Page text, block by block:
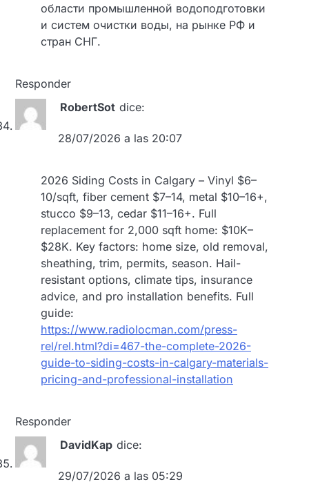
области промышленной водоподготовки
и систем очистки воды, на рынке РФ и
стран СНГ.
Responder
RobertSot dice:
28/07/2026 a las 20:07
2026 Siding Costs in Calgary – Vinyl $6–
10/sqft, fiber cement $7–14, metal $10–16+,
stucco $9–13, cedar $11–16+. Full
replacement for 2,000 sqft home: $10K–
$28K. Key factors: home size, old removal,
sheathing, trim, permits, season. Hail-
resistant options, climate tips, insurance
advice, and pro installation benefits. Full
guide:
https://www.radiolocman.com/press-
rel/rel.html?di=467-the-complete-2026-
guide-to-siding-costs-in-calgary-materials-
pricing-and-professional-installation
Responder
DavidKap dice:
29/07/2026 a las 05:29